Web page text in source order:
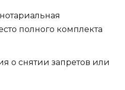
полного комплекта
о снятии запретов или